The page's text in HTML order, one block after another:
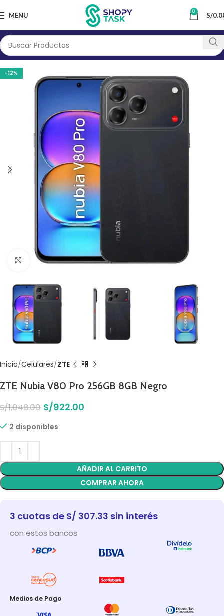
MENU 0 S/
-12%
Click to enlarge
Inicio Celulares ZTE
ZTE Nubia V80 Pro 256GB 8GB Negro
S/1,048.00 S/922.00
2 disponibles
AÑADIR AL CARRITO
COMPRAR AHORA
3 cuotas de S/ 307.33 sin interés
con estos bancos
Medios de Pago